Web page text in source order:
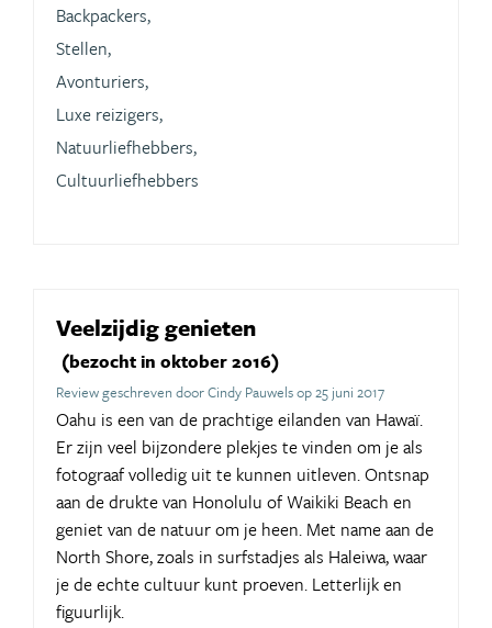
Backpackers,
Stellen,
Avonturiers,
Luxe reizigers,
Natuurliefhebbers,
Cultuurliefhebbers
Veelzijdig genieten
(bezocht in oktober 2016)
Review geschreven door Cindy Pauwels op 25 juni 2017
Oahu is een van de prachtige eilanden van Hawaï.
Er zijn veel bijzondere plekjes te vinden om je als
fotograaf volledig uit te kunnen uitleven. Ontsnap
aan de drukte van Honolulu of Waikiki Beach en
geniet van de natuur om je heen. Met name aan de
North Shore, zoals in surfstadjes als Haleiwa, waar
je de echte cultuur kunt proeven. Letterlijk en
figuurlijk.